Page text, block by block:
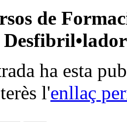
de
ha esta
l'enllaç